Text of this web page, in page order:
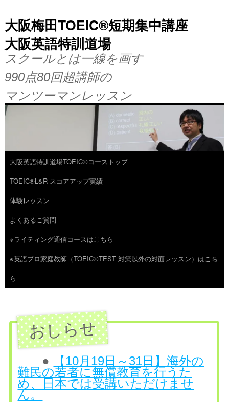
大阪梅田TOEIC®短期集中講座
大阪英語特訓道場
スクールとは一線を画す
990点80回超講師の
マンツーマンレッスン
コ
ン
テ
ン
ツ
へ
ス
大阪英語特訓道場TOEIC®コーストップ
TOEIC®L&R スコアアップ実績
体験レッスン
よくあるご質問
※ライティング通信コースはこちら
※英語プロ家庭教師（TOEIC®TEST 対策以外の対面レッスン）はこち
ら
●
【10月19日～31日】海外の
難民の若者に無償教育を行うた
め、日本では受講いただけませ
ん。